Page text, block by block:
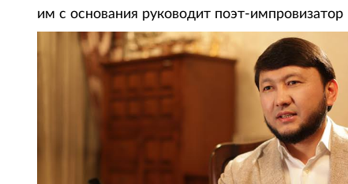
им с основания руководит поэт-импровизатор